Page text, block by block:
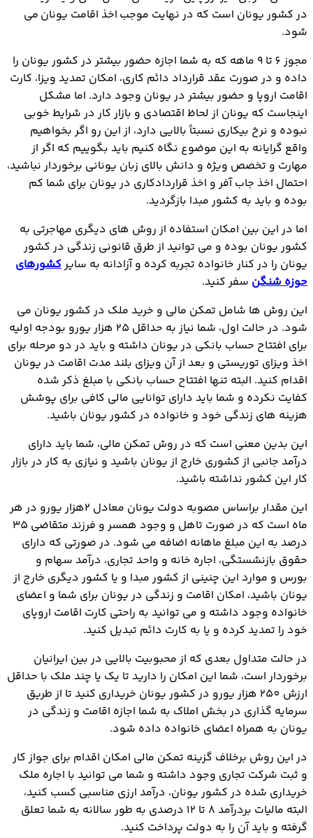
در کشور یونان است که در نهایت موجب اخذ اقامت یونان می
شود.
مجوز 6 تا 9 ماهه که به شما اجازه حضور بیشتر در کشور یونان را
داده و در صورت عقد قرارداد دائم کاری، امکان تمدید ویزا، کارت
اقامت اروپا و حضور بیشتر در یونان وجود دارد. اما مشکل
اینجاست که یونان از لحاظ اقتصادی و بازار کار در شرایط خوبی
نبوده و نرخ بیکاری نسبتاً بالایی دارد، از این رو اگر بخواهیم
واقع گرایانه به این موضوع نگاه کنیم باید بگوییم که اگر از
مهارت و تخصص ویژه و دانش بالای زبان یونانی برخوردار نباشید،
احتمال اخذ جاب آفر و اخذ قراردادکاری در یونان برای شما کم
بوده و باید به کشور مبدا بازگردید.
اما در این بین امکان استفاده از روش های دیگری مهاجرتی به
کشور یونان بوده و می توانید از طرق قانونی زندگی در کشور
یونان را در کنار خانواده تجربه کرده و آزادانه به سایرکشورهای
حوزه شنگن سفر کنید.
این روش ها شامل تمکن مالی و خرید ملک در کشور یونان می
شود. در حالت اول، شما نیاز به حداقل 25 هزار یورو بودجه اولیه
برای افتتاح حساب بانکی در یونان داشته و باید در دو مرحله برای
اخذ ویزای توریستی و بعد از آن ویزای بلند مدت اقامت در یونان
اقدام کنید. البته تنها افتتاح حساب بانکی با مبلغ ذکر شده
کفایت نکرده و شما باید دارای توانایی مالی کافی برای پوشش
هزینه های زندگی خود و خانواده در کشور یونان باشید.
این بدین معنی است که در روش تمکن مالی، شما باید دارای
درآمد جانبی از کشوری خارج از یونان باشید و نیازی به کار در بازار
کار این کشور نداشته باشید.
این مقدار براساس مصوبه دولت یونان معادل 2هزار یورو در هر
ماه است که در صورت تاهل و وجود همسر و فرزند متقاضی 35
درصد به این مبلغ ماهانه اضافه می شود. در صورتی که دارای
حقوق بازنشستگی، اجاره خانه و واحد تجاری، درآمد سهام و
بورس و موارد این چنینی از کشور مبدا و یا کشور دیگری خارج از
یونان باشید، امکان اقامت و زندگی در یونان برای شما و اعضای
خانواده وجود داشته و می توانید به راحتی کارت اقامت اروپای
خود را تمدید کرده و یا به کارت دائم تبدیل کنید.
در حالت متداول بعدی که از محبوبیت بالایی در بین ایرانیان
برخوردار است، شما این امکان را دارید تا یک یا چند ملک با حداقل
ارزش 250 هزار یورو در کشور یونان خریداری کنید تا از طریق
سرمایه گذاری در بخش املاک به شما اجازه اقامت و زندگی در
یونان به همراه اعضای خانواده داده شود.
در این روش برخلاف گزینه تمکن مالی امکان اقدام برای جواز کار
و ثبت شرکت تجاری وجود داشته و شما می توانید با اجاره ملک
خریداری شده در کشور یونان، درآمد ارزی مناسبی کسب کنید،
البته مالیات بردرآمد 8 تا 12 درصدی به طور سالانه به شما تعلق
گرفته و باید آن را به دولت پرداخت کنید.